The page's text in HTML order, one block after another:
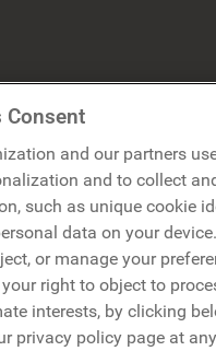
Consent
and our partners
and to collect
such as unique cookie
data on your
or manage your
right to object to
interests, by clicking
privacy policy page at